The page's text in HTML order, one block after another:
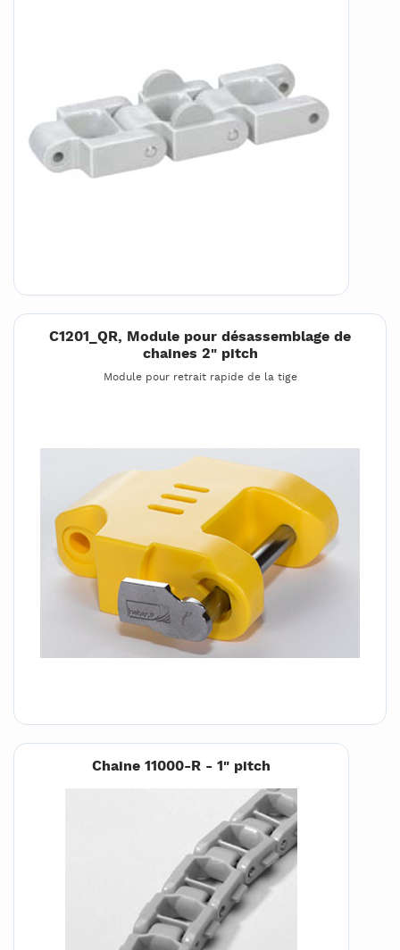
C1201_QR, Module pour désassemblage de
chaines 2" pitch
Module pour retrait rapide de la tige
Chaine 11000-R - 1" pitch